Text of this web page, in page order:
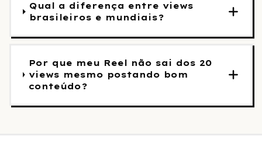
Qual a diferença entre views
brasileiros e mundiais?
Por que meu Reel não sai dos 20
views mesmo postando bom
conteúdo?